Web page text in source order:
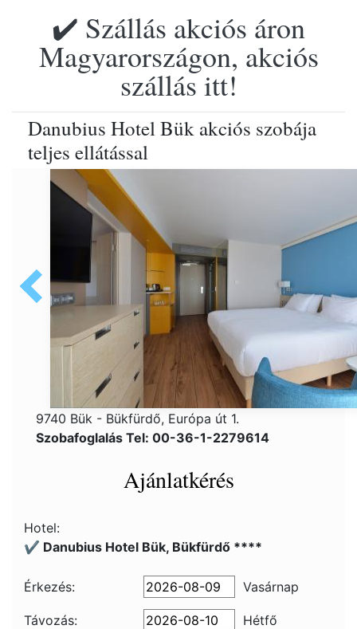
✔️ Szállás akciós áron
Magyarországon, akciós
szállás itt!
Danubius Hotel Bük akciós szobája
teljes ellátással
9740 Bük - Bükfürdő, Európa út 1.
Szobafoglalás Tel: 00-36-1-2279614
Ajánlatkérés
Hotel:
✔️ Danubius Hotel Bük, Bükfürdő ****
Érkezés: Vasárnap
Távozás:
Hétfő